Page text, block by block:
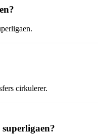
cirkulerer.